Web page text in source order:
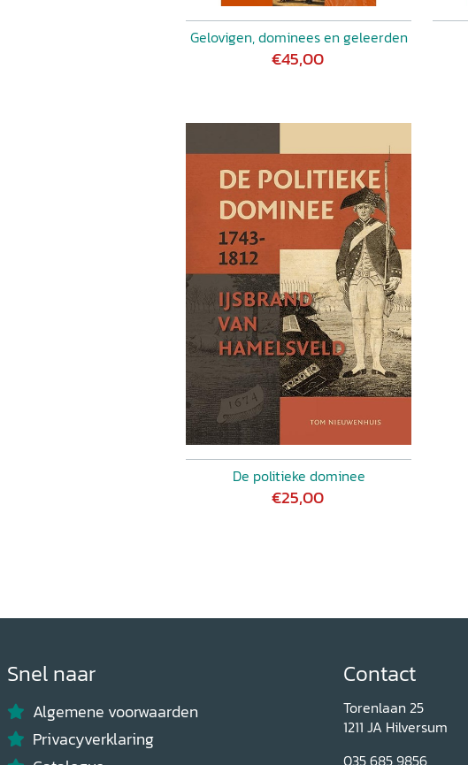
Gelovigen, dominees en geleerden
€45,00
De politieke dominee
€25,00
Snel naar
Algemene voorwaarden
Privacyverklaring
Contact
Torenlaan 25
1211 JA Hilversum
035 685 9856